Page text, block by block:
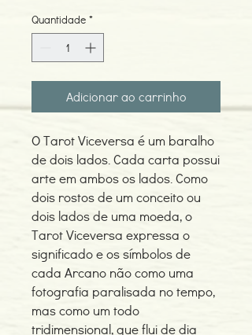
Quantidade *
Adicionar ao carrinho
O Tarot Viceversa é um baralho
de dois lados. Cada carta possui
arte em ambos os lados. Como
dois rostos de um conceito ou
dois lados de uma moeda, o
Tarot Viceversa expressa o
significado e os símbolos de
cada Arcano não como uma
fotografia paralisada no tempo,
mas como um todo
tridimensional, que flui de dia